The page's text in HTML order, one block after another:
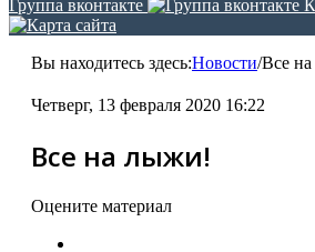
Группа вконтакте
Вы находитесь здесь:Новости/Все
Четверг, 13 февраля 2020 16:22
Все на лыжи!
Оцените материал